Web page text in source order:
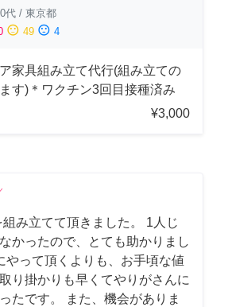
代 / 東京都
sentiment_neutral 49 sentiment_dissatisfied 4
家具組み立て代行(組み立ての
す)＊ワクチン3回目接種済み
¥3,000
組み立てて頂きました。 1人じ
かったので、とても助かりまし
やって頂くよりも、お手頃な値
り掛かりも早くてやりがさんに
たです。 また、機会がありま